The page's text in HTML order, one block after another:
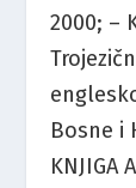
2000; –
Bosne i
KNJIGA